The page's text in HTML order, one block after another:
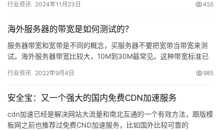
行业资讯 2024年11月23日 455
海外服务器的带宽是如何测试的？
服务器带宽和宽带是不同的概念，买服务器不要把宽带当带宽来测
试。海外服务器带宽比较大，10M到30M最常见。这种带宽标准已
能…
行业资讯 2022年9月4日 985
安全宝：又一个强大的国内免费CDN加速服务
cdn加速已经是解决网站大流量和南北互通的一个有效方法，跟版模
板网之前也推荐过免费CND加速服务，比如国外比较可靠的